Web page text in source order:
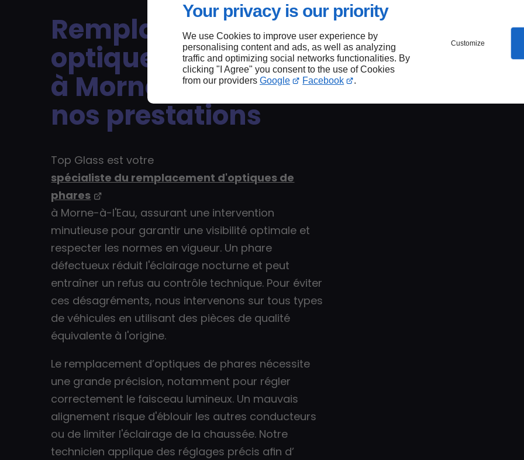
Your privacy is our priority
We use Cookies to improve user experience by
personalising content and ads, as well as analyzing
traffic and optimizing social networks functionalities. By
clicking "I Agree" you consent to the use of Cookies
from our providers Google Facebook .
Customize
Remplacement des
optiques de phares
à Morne-à-l'Eau :
nos prestations
Top Glass est votre
spécialiste du remplacement d'optiques de
phares
à Morne-à-l'Eau, assurant une intervention
minutieuse pour garantir une visibilité optimale et
respecter les normes en vigueur. Un phare
défectueux réduit l'éclairage nocturne et peut
entraîner un refus au contrôle technique. Pour éviter
ces désagréments, nous intervenons sur tous types
de véhicules en utilisant des pièces de qualité
équivalente à l'origine.
Le remplacement d’optiques de phares nécessite
une grande précision, notamment pour régler
correctement le faisceau lumineux. Un mauvais
alignement risque d'éblouir les autres conducteurs
ou de limiter l'éclairage de la chaussée. Notre
technicien applique des réglages précis afin d’